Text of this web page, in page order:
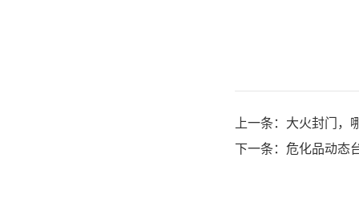
上一条： 大火封门，
下一条： 危化品动态